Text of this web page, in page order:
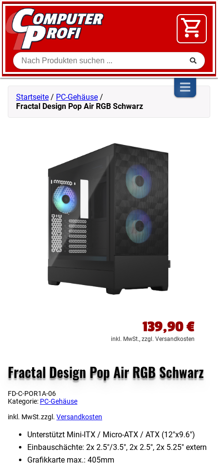
Zum Inhalt springen
Suche
SOFTWARE
VIDEO
SHOP
Startseite / PC-Gehäuse /
Fractal Design Pop Air RGB Schwarz
139,90€
inkl. MwSt., zzgl. Versandkosten
Fractal Design Pop Air RGB Schwarz
FD-C-POR1A-06
Kategorie: PC-Gehäuse
inkl. MwSt.zzgl. Versandkosten
Unterstützt Mini-ITX / Micro-ATX / ATX (12″x9.6″)
Einbauschächte: 2x 2.5″/3.5″, 2x 2.5″, 2x 5.25″ extern
Grafikkarte max.: 405mm